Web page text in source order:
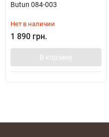
Butun 084-003
Нет в наличии
1 890 грн.
В корзину